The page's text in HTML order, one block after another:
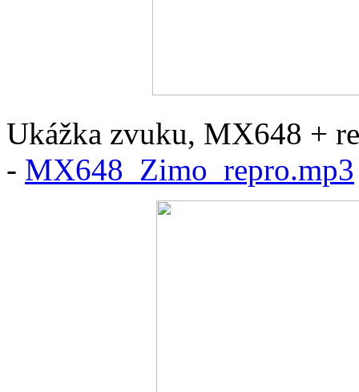
Ukážka zvuku, MX648 +
- MX648_Zimo_repro.mp3